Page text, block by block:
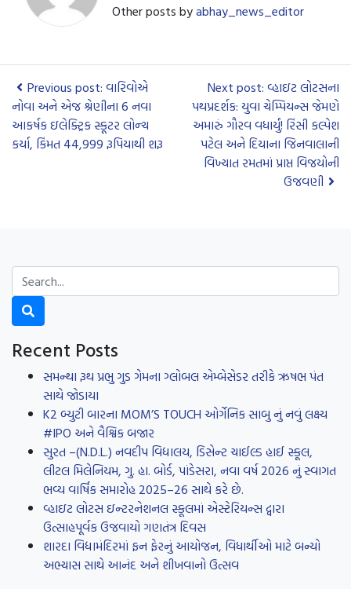
Other posts byabhay_news_editor
Previous post: વારિવોએ
નોવા અને એજ શ્રેણીના 6 નવા
આકર્ષક ઇલેક્ટ્રિક સ્કૂટર લોન્ચ
કર્યા, કિંમત 44,999 રૂપિયાથી શરૂ
Next post: વ્હાઇટ લોટસના
પથપ્રદર્શક: યુવા ચેમ્પિયન્સ જેમણે
અમારું ગૌરવ વધાર્યું! રિંસી કલ્પેશ
પટેલ અને દિયાના જિનવાલાની
વિખ્યાત રમતમાં પ્રાપ્ત વિજયોની
ઉજવણી
Recent Posts
સમન્થા રૂથ પ્રભુ ગુડ ગેમના ગ્લોબલ એમ્બેસેડર તરીકે ઋષભ પંત
સાથે જોડાયા
K2 બ્યુટી બારના MOM’S TOUCH ઓર્ગેનિક સાબુ નું નવું લક્ષ્ય
#IPO અને વૈશ્વિક બજાર
સુરત –(N.D.L.) નવદીપ વિદ્યાલય, ડિસેન્ટ ચાઈલ્ડ હાઈ સ્કૂલ,
લીટલ મિલેનિયમ, ગુ. હા. બોર્ડ, પાંડેસરા, નવા વર્ષ 2026 નું સ્વાગત
ભવ્ય વાર્ષિક સમારોહ 2025–26 સાથે કરે છે.
વ્હાઇટ લોટસ ઇન્ટરનેશનલ સ્કૂલમાં એસ્ટેરિયન્સ દ્વારા
ઉત્સાહપૂર્વક ઉજવાયો ગણતંત્ર દિવસ
શારદા વિદ્યામંદિરમાં ફન ફેરનું આયોજન, વિધાર્થીઓ માટે બન્યો
અભ્યાસ સાથે આનંદ અને શીખવાનો ઉત્સવ